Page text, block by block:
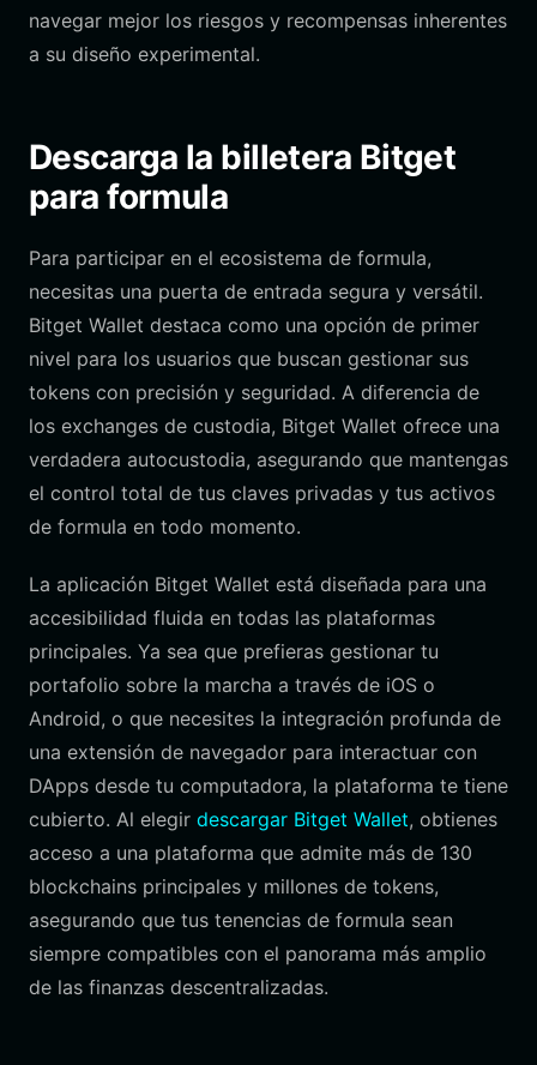
navegar mejor los riesgos y recompensas inherentes
a su diseño experimental.
Descarga la billetera Bitget
para formula
Para participar en el ecosistema de formula,
necesitas una puerta de entrada segura y versátil.
Bitget Wallet destaca como una opción de primer
nivel para los usuarios que buscan gestionar sus
tokens con precisión y seguridad. A diferencia de
los exchanges de custodia, Bitget Wallet ofrece una
verdadera autocustodia, asegurando que mantengas
el control total de tus claves privadas y tus activos
de formula en todo momento.
La aplicación Bitget Wallet está diseñada para una
accesibilidad fluida en todas las plataformas
principales. Ya sea que prefieras gestionar tu
portafolio sobre la marcha a través de iOS o
Android, o que necesites la integración profunda de
una extensión de navegador para interactuar con
DApps desde tu computadora, la plataforma te tiene
cubierto. Al elegir descargar Bitget Wallet, obtienes
acceso a una plataforma que admite más de 130
blockchains principales y millones de tokens,
asegurando que tus tenencias de formula sean
siempre compatibles con el panorama más amplio
de las finanzas descentralizadas.